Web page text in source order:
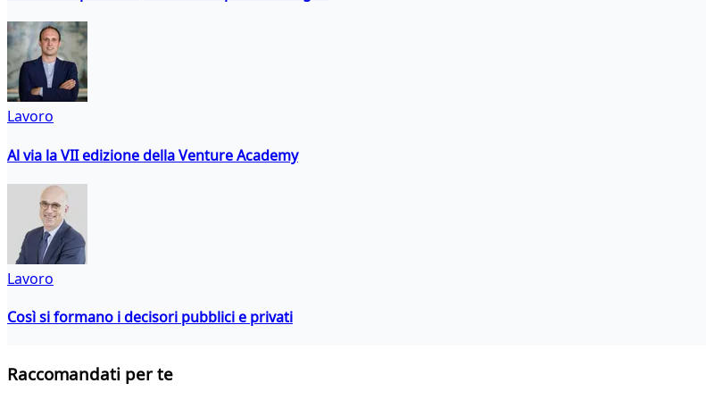
Lavoro
Al via la VII edizione della Venture Academy
Lavoro
Così si formano i decisori pubblici e privati
Raccomandati per te